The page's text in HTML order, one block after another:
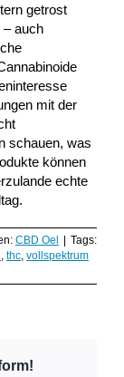
getrost
– auch
mit der
schauen, was
können
echte
CBD Oel | Tags:
, thc, vollspektrum